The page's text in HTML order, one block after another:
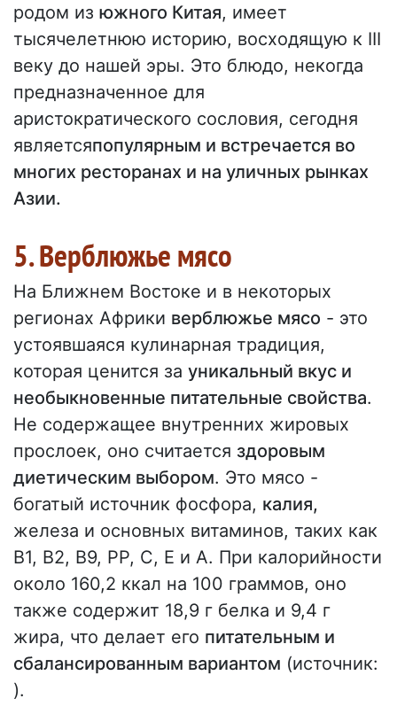
родом из южного Китая, имеет
тысячелетнюю историю, восходящую к III
веку до нашей эры. Это блюдо, некогда
предназначенное для
аристократического сословия, сегодня
являетсяпопулярным и встречается во
многих ресторанах и на уличных рынках
Азии.
5. Верблюжье мясо
На Ближнем Востоке и в некоторых
регионах Африки верблюжье мясо - это
устоявшаяся кулинарная традиция,
которая ценится за уникальный вкус и
необыкновенные питательные свойства.
Не содержащее внутренних жировых
прослоек, оно считается здоровым
диетическим выбором. Это мясо -
богатый источник фосфора, калия,
железа и основных витаминов, таких как
B1, B2, B9, PP, C, E и A. При калорийности
около 160,2 ккал на 100 граммов, оно
также содержит 18,9 г белка и 9,4 г
жира, что делает его питательным и
сбалансированным вариантом (источник:
).